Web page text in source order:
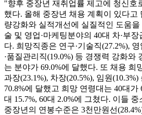
"향후 중장년 재취업률 제고에 청신호
했다. 올해 중장년 채용 계획이 있다고
량강화와 실적개선에 실질적인 도움을
술 및 영업·마케팅분야의 40대 차·부
다. 희망직종은 연구·기술직(27.2%),
·품질관리직(19.0%) 등 경쟁력 강화와
는 분야가 69.0%에 달했다. 또 채용 희
과장(23.1%), 차장(20.5%), 임원
70.8%에 달했고 희망 연령대는 40대가
대 15.7%, 60대 2.0%에 그쳤다. 이들
중장년의 연봉수준은 3천만원선